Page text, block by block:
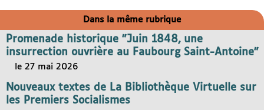
Dans la même rubrique
Promenade historique "Juin 1848, une
insurrection ouvrière au Faubourg Saint-Antoine"
le 27 mai 2026
Nouveaux textes de La Bibliothèque Virtuelle sur
les Premiers Socialismes